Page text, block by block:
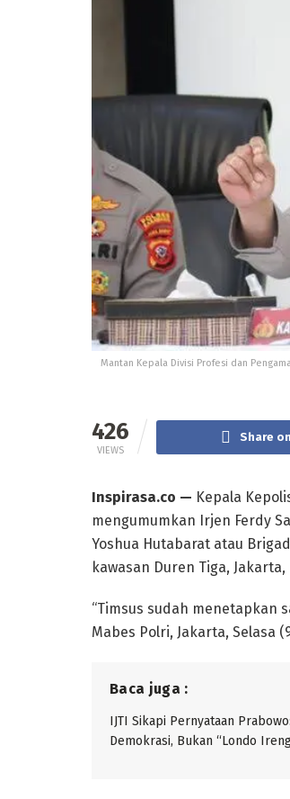
Mantan Kepala Divisi Profesi dan
426
VIEWS
Share
Inspirasa.co — Kepala
mengumumkan Irjen Ferdy
Yoshua Hutabarat atau
kawasan Duren Tiga, Jakarta,
“Timsus sudah menetapkan
Mabes Polri, Jakarta, Selasa
Baca juga :
IJTI Sikapi Pernyataan
Demokrasi, Bukan “Londo